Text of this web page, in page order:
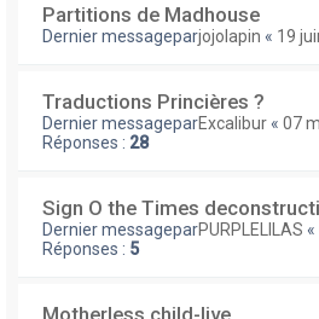
Partitions de Madhouse
Dernier messageparjojolapin « 19
Traductions Princières ?
Dernier messageparExcalibur « 07
Réponses : 28
Sign O the Times
Dernier messageparPURPLELILAS «
Réponses : 5
Motherless child-live